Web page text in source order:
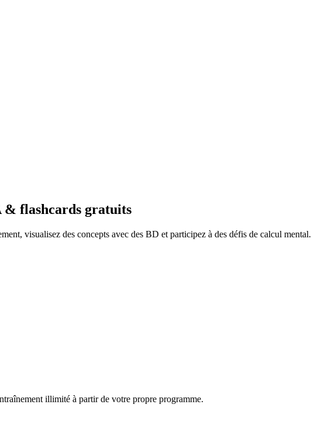
& flashcards gratuits
visualisez des concepts avec des BD et participez à des défis de calcul mental.
illimité à partir de votre propre programme.